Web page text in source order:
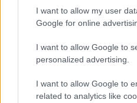
I want to allow my user
Google for online
I want to allow Google to
personalized advertising.
I want to allow Google to
related to analytics like